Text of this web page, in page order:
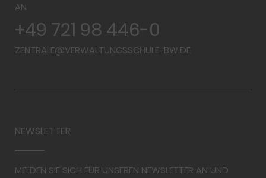
AN
+49 721 98 446-0
ZENTRALE@VERWALTUNGSSCHULE-BW.DE
NEWSLETTER
MELDEN SIE SICH FÜR UNSEREN NEWSLETTER AN UND